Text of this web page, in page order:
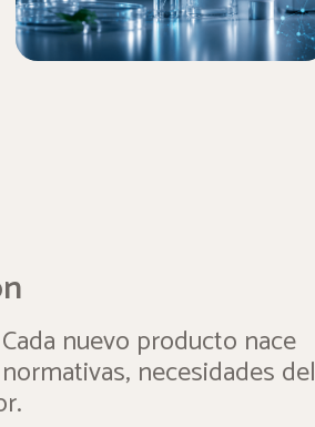
nuevo producto nace
necesidades del